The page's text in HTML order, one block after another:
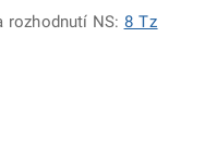
rozhodnutí NS: 8 Tz